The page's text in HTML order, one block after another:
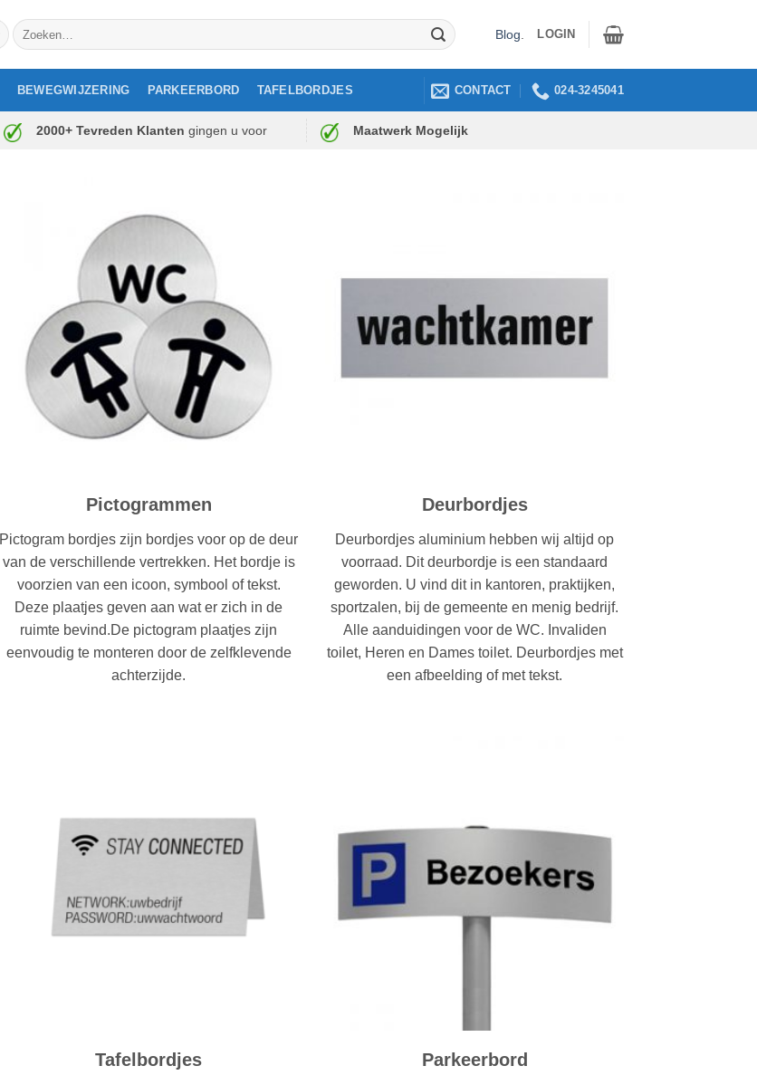
Zoeken
naar:
Blog LOGIN
BEWEGWIJZERING PARKEERBORD TAFELBORDJES CONTACT 024-3245041
2000+ Tevreden Klanten gingen u voor Maatwerk Mogelijk
Pictogrammen
Pictogram bordjes zijn bordjes voor op de deur
van de verschillende vertrekken. Het bordje is
voorzien van een icoon, symbool of tekst.
Deze plaatjes geven aan wat er zich in de
ruimte bevind.De pictogram plaatjes zijn
eenvoudig te monteren door de zelfklevende
achterzijde.
Deurbordjes
Deurbordjes aluminium hebben wij altijd op
voorraad. Dit deurbordje is een standaard
geworden. U vind dit in kantoren, praktijken,
sportzalen, bij de gemeente en menig bedrijf.
Alle aanduidingen voor de WC. Invaliden
toilet, Heren en Dames toilet. Deurbordjes met
een afbeelding of met tekst.
Tafelbordjes Parkeerbord